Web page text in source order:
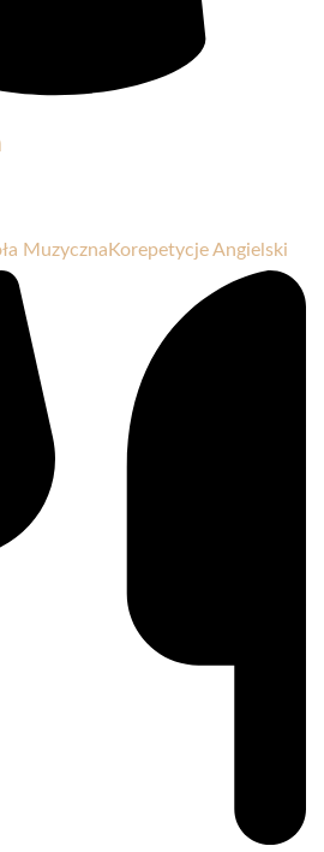
Muzyczna Korepetycje Angielski